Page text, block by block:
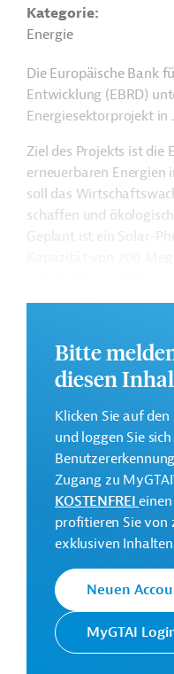
Kategorie
Energie
Die Europäische Bank
Entwicklung (EBRD)
Energiesektorprojekt in
Ziel des Projekts ist die
erneuerbaren
soll das
schaffen und
Geplant ist ein Solar-
Batterie-
Stunden.
Weitere Informationen
GTAI informiert über die
Regularien und
Geschäftsanbahnung.
Europäische
Bank für
Bitte
diesen
Klicken Sie auf
und loggen Sie
Zugang zu
KOSTENFREI
profitieren Sie von
exklusiven
Neuen
MyGTAI